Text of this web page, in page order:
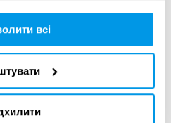
всі
hidden in a box of an
us to produce a very
box.
a very special jail-looking cut-